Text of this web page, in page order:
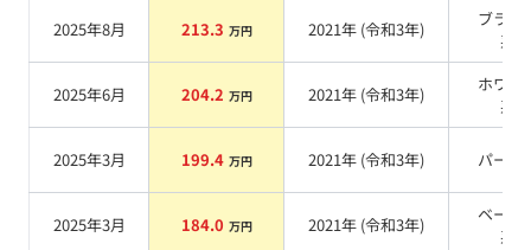
2025年8月 213.3 万円 2021年 (令和3年)
ブラッ
系
2025年6月 204.2 万円 2021年 (令和3年)
ホワイ
系
2025年3月 199.4 万円 2021年 (令和3年) パール
2025年3月 184.0 万円 2021年 (令和3年)
ベージ
系